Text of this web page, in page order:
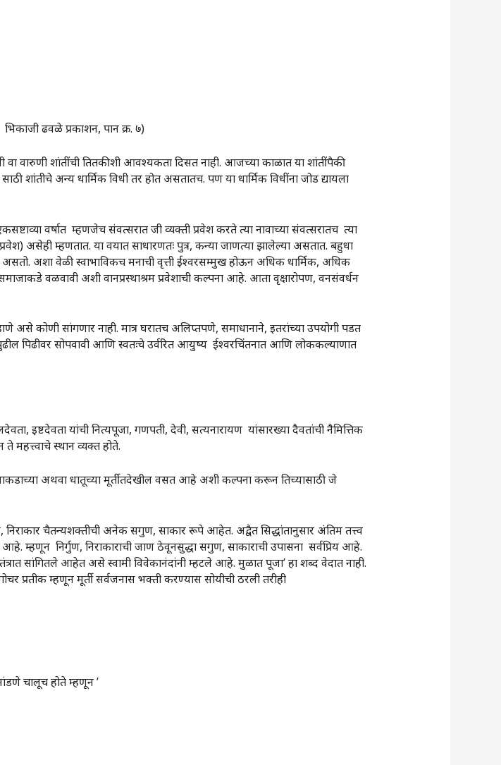
ढवळे प्रकाशन, पान क्र. ७)
वारुणी शांतींची तितकीशी आवश्यकता दिसत नाही. आजच्या काळात या शांतींपैकी
शांतीचे अन्य धार्मिक विधी तर होत असतातच. पण या धार्मिक विधींना जोड द्यायला
वर्षात म्हणजेच संवत्सरात जी व्यक्ती प्रवेश करते त्या नावाच्या संवत्सरातच त्या
असेही म्हणतात. या वयात साधारणतः पुत्र, कन्या जाणत्या झालेल्या असतात. बहुधा
असतो. अशा वेळी स्वाभाविकच मनाची वृत्ती ईश्वरसम्मुख होऊन अधिक धार्मिक, अधिक
वळवावी अशी वानप्रस्थाश्रम प्रवेशाची कल्पना आहे. आता वृक्षारोपण, वनसंवर्धन
असे कोणी सांगणार नाही. मात्र घरातच अलिप्तपणे, समाधानाने, इतरांच्या उपयोगी पडत
पिढीवर सोपवावी आणि स्वतःचे उर्वरित आयुष्य ईश्वरचिंतनात आणि लोककल्याणात
इष्टदेवता यांची नित्यपूजा, गणपती, देवी, सत्यनारायण यांसारख्या दैवतांची नैमित्तिक
महत्त्वाचे स्थान व्यक्त होते.
अथवा धातूच्या मूर्तीतदेखील वसत आहे अशी कल्पना करून तिच्यासाठी जे
चैतन्यशक्तीची अनेक सगुण, साकार रूपे आहेत. अद्वैत सिद्धांतानुसार अंतिम तत्त्व
आहे. म्हणून निर्गुण, निराकाराची जाण ठेवूनसुद्धा सगुण, साकाराची उपासना सर्वप्रिय आहे.
सांगितले आहेत असे स्वामी विवेकानंदांनी म्हटले आहे. मुळात ‌पूजा‌’ हा शब्द वेदात नाही.
प्रतीक म्हणून मूर्ती सर्वजनास भक्ती करण्यास सोयीची ठरली तरीही
चालूच होते म्हणून ‌’